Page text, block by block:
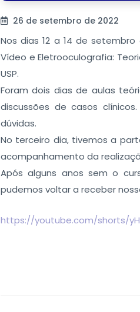
26 de setembro de 2022
Nos dias 12 a 14 de
Vídeo e Eletrooculografia:
USP.
Foram dois dias de aulas
discussões de casos
dúvidas.
No terceiro dia, tivemos a
acompanhamento da
Após alguns anos sem o
pudemos voltar a receber
https://youtube.com/shorts/